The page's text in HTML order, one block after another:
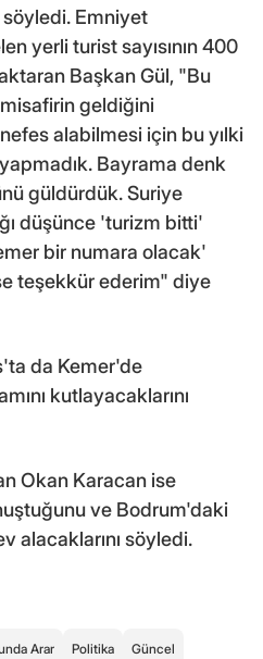
Emniyet
yerli turist sayısının 400
Başkan Gül, "Bu
geldiğini
alabilmesi için bu yılki
Bayrama denk
güldürdük. Suriye
düşünce 'turizm bitti'
bir numara olacak'
teşekkür ederim" diye
da Kemer'de
kutlayacaklarını
Okan Karacan ise
ve Bodrum'daki
alacaklarını söyledi.
Arar Politika Güncel